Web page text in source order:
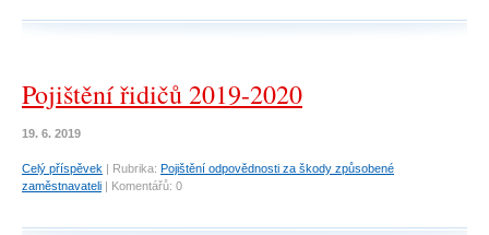
Pojištění řidičů 2019-2020
19. 6. 2019
Celý příspěvek | Rubrika: Pojištění odpovědnosti za škody způsobené
zaměstnavateli | Komentářů: 0